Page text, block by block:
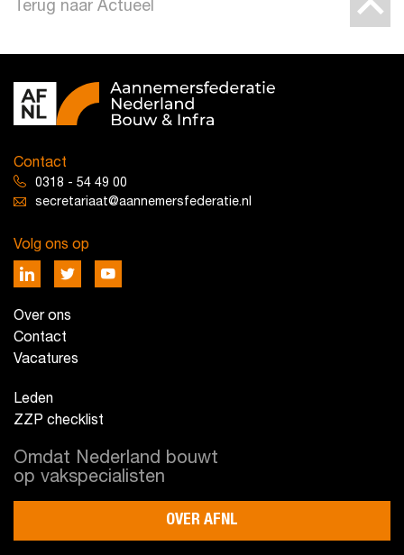
Terug naar Actueel
Contact
0318 - 54 49 00
secretariaat@aannemersfederatie.nl
Volg ons op
Over ons
Contact
Vacatures
Leden
ZZP checklist
Omdat Nederland bouwt
op vakspecialisten
OVER AFNL